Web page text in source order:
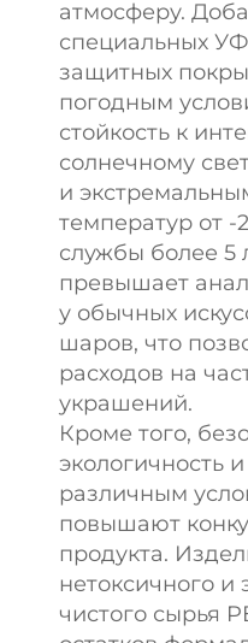
атмосферу.
специальных
защитных
погодным
стойкость к
солнечному
и
температур от -
службы более 5
превышает
у обычных
шаров, что
расходов на
украшений.
Кроме того,
экологичность
различным
повышают
продукта.
нетоксичного и
чистого сырья